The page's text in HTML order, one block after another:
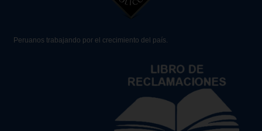
Peruanos trabajando por el crecimiento del país.